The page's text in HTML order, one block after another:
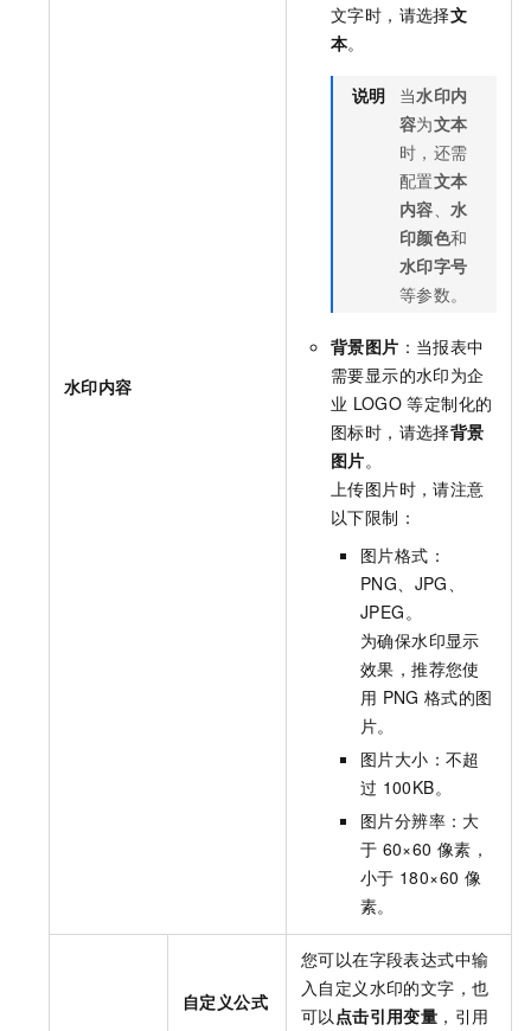
水印内容
文字时，请选择文
本。
说明 当水印内
容为文本
时，还需
配置文本
内容 、水
印颜色和
水印字号
等参数。
背景图片 ：当报表中
需要显示的水印为企
业 LOGO 等定制化的
图标时，请选择背景
图片。
上传图片时，请注意
以下限制：
图片格式：
PNG、JPG、
JPEG。
为确保水印显示
效果，推荐您使
用 PNG 格式的图
片。
图片大小：不超
过 100KB。
图片分辨率：大
于 60×60 像素，
小于 180×60 像
素。
自定义公式
您可以在字段表达式中输
入自定义水印的文字，也
可以 点击引用变量 ，引用